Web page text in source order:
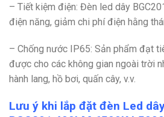
– Tiết kiệm điện: Đèn led dây
điện năng, giảm chi phí điện hằng
– Chống nước IP65: Sản phẩm đạt
được cho các không gian ngoài trời
hành lang, hồ bơi, quấn cây, v.v.
Lưu ý khi lắp đặt đèn Led